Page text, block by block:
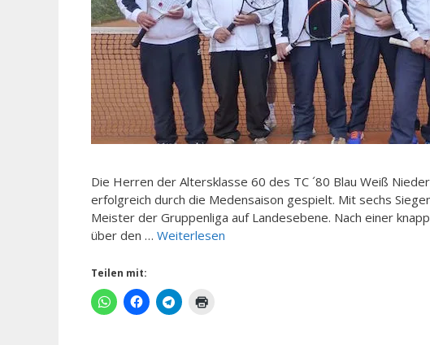
Die Herren der Altersklasse 60 des TC ´80 Blau Weiß
erfolgreich durch die Medensaison gespielt. Mit sechs
Meister der Gruppenliga auf Landesebene. Nach einer
über den … Weiterlesen
Teilen mit: